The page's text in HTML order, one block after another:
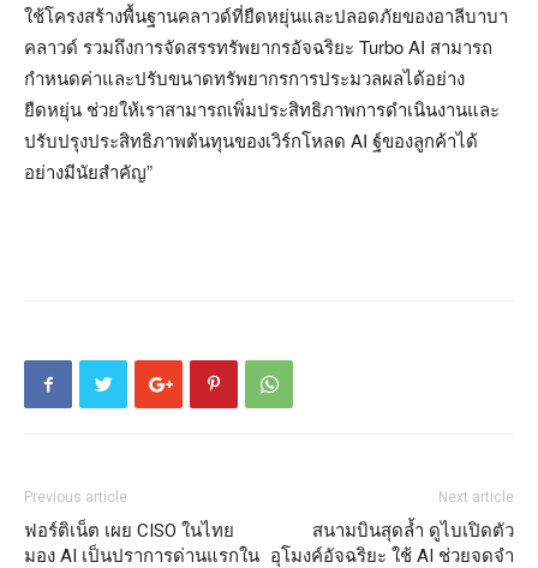
ใช้โครงสร้างพื้นฐานคลาวด์ที่ยืดหยุ่นและปลอดภัยของอาลีบาบา
คลาวด์ รวมถึงการจัดสรรทรัพยากรอัจฉริยะ Turbo AI สามารถ
กำหนดค่าและปรับขนาดทรัพยากรการประมวลผลได้อย่าง
ยืดหยุ่น ช่วยให้เราสามารถเพิ่มประสิทธิภาพการดำเนินงานและ
ปรับปรุงประสิทธิภาพต้นทุนของเวิร์กโหลด AI ฐ์ของลูกค้าได้
อย่างมีนัยสำคัญ”
Previous article
ฟอร์ติเน็ต เผย CISO ในไทย
มอง AI เป็นปราการด่านแรกใน
Next article
สนามบินสุดล้ำ ดูไบเปิดตัว
อุโมงค์อัจฉริยะ ใช้ AI ช่วยจดจำ